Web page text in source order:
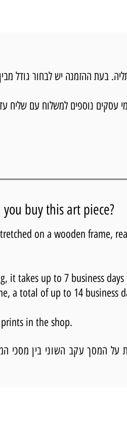
ההזמנה יש לבחור גודל מבין 3 גדלים.
buy this art piece?
on a wooden frame,
it takes up to 7 business
a total of up to 14 business
in the shop.
על המסך עקב השוני בין מסכי